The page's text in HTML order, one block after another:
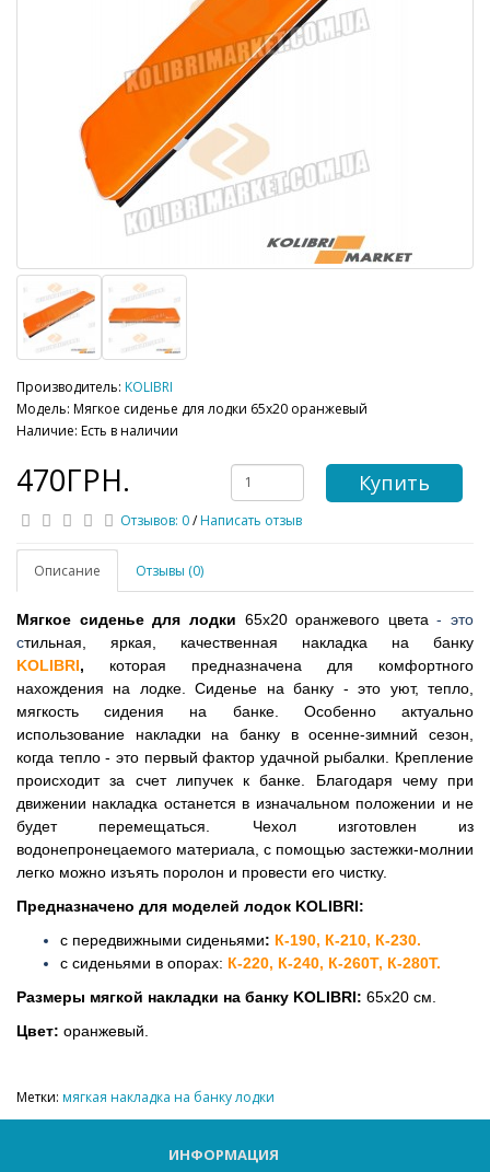
Производитель: KOLIBRI
Модель: Мягкое сиденье для лодки 65х20 оранжевый
Наличие: Есть в наличии
470ГРН. Купить
Отзывов: 0/Написать отзыв
Описание Отзывы (0)
Мягкое сиденье для лодки 65х20 оранжевого цвета- это
стильная, яркая, качественная
накладка на банку
KOLIBRI, которая
предназначена для комфортного
нахождения на лодке. Сиденье на банку - это уют, тепло,
мягкость сидения на банке. Особенно актуально
использование накладки на банку в осенне-зимний сезон,
когда тепло - это первый фактор удачной рыбалки. Крепление
происходит за счет липучек к банке. Благодаря чему при
движении накладка останется в изначальном положении и не
будет перемещаться. Чехол изготовлен из
водонепронецаемого материала, с помощью застежки-молнии
легко можно изъять поролон и провести его чистку.
Предназначено для моделей лодок KOLIBRI:
с передвижными сиденьями: К-190, К-210, К-230.
с сиденьями в опорах: К-220, К-240, К-260Т, К-280Т.
Размеры мягкой накладки на банку KOLIBRI: 65х20 см.
Цвет: оранжевый.
Метки: мягкая накладка на банку лодки
ИНФОРМАЦИЯ